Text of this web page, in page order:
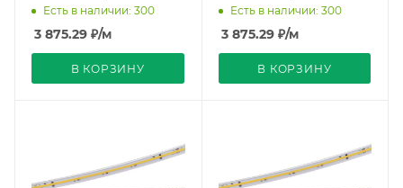
IP65, FlickerFree, 30m)
Есть в наличии: 300
3 875.29 ₽/м
В КОРЗИНУ
FlickerFree, 30m)
Есть в наличии: 300
3 875.29₽/м
В КОРЗИНУ